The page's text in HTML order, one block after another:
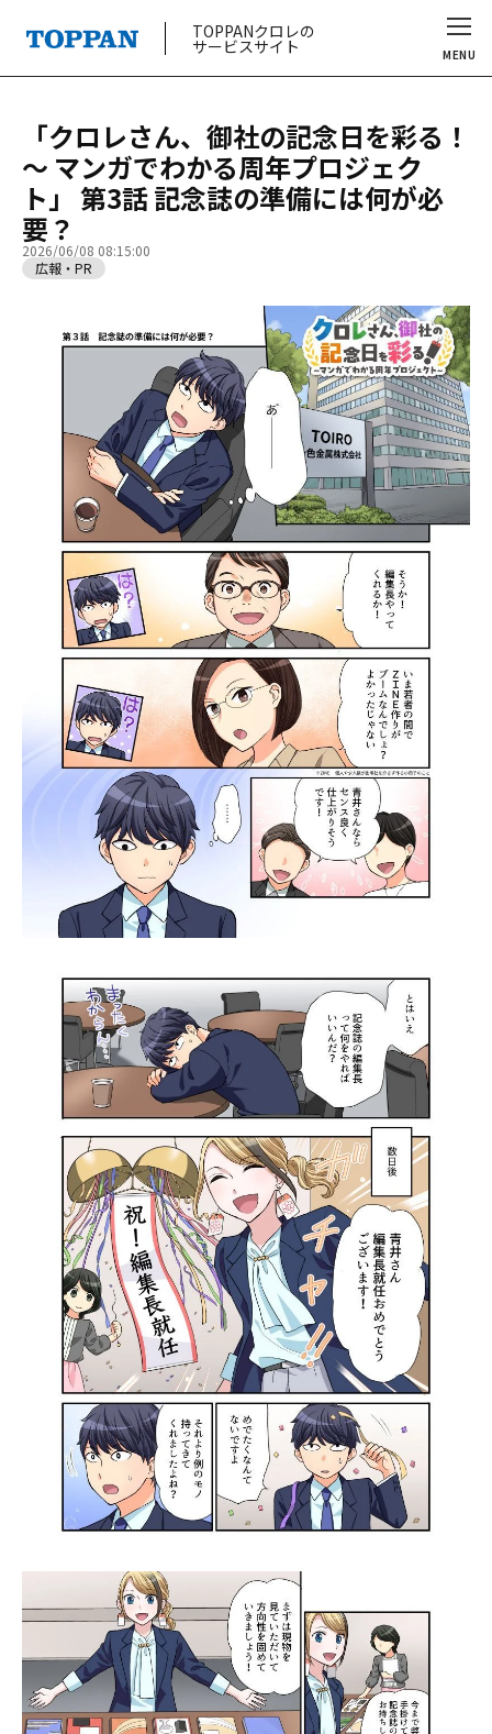
TOPPANクロレの
サービスサイト MENU
「クロレさん、御社の記念日を彩る！
～ マンガでわかる周年プロジェク
ト」 第3話 記念誌の準備には何が必
要？
2026/06/08 08:15:00
広報・PR